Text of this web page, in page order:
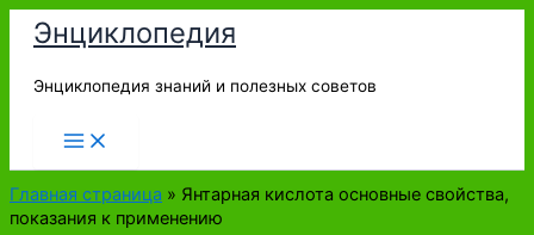
Перейти
содержимому
Энциклопедия
Энциклопедия знаний и полезных советов
Главная страница » Янтарная кислота основные свойства,
показания к применению